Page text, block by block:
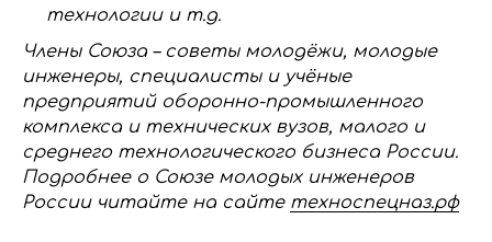
технологии и т.д.
Члены Союза – советы молодёжи, молодые
инженеры, специалисты и учёные
предприятий оборонно-промышленного
комплекса и технических вузов, малого и
среднего технологического бизнеса России.
Подробнее о Союзе молодых инженеров
России читайте на сайте техноспецназ.рф